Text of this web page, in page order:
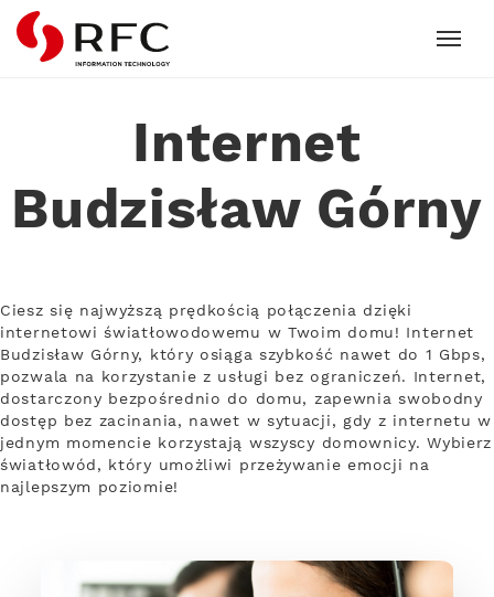
RFC
Internet
Budzisław Górny
Ciesz się najwyższą prędkością połączenia dzięki
internetowi światłowodowemu w Twoim domu! Internet
Budzisław Górny, który osiąga szybkość nawet do 1 Gbps,
pozwala na korzystanie z usługi bez ograniczeń. Internet,
dostarczony bezpośrednio do domu, zapewnia swobodny
dostęp bez zacinania, nawet w sytuacji, gdy z internetu w
jednym momencie korzystają wszyscy domownicy. Wybierz
światłowód, który umożliwi przeżywanie emocji na
najlepszym poziomie!